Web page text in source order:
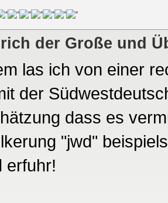
der Große und
las ich von einer
der
dass es
"jwd"
erfuhr!